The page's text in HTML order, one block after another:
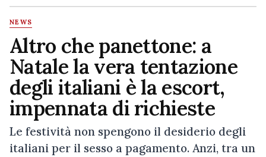
sito
NEWS
Altro che panettone: a
Natale la vera tentazione
degli italiani è la escort,
impennata di richieste
Le festività non spengono il desiderio degli
italiani per il sesso a pagamento. Anzi, tra un